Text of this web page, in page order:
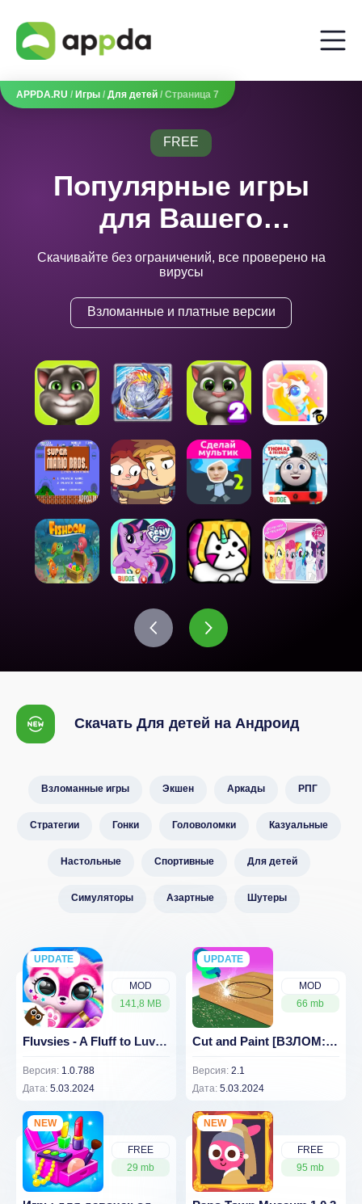
APPDA.RU / Игры / Для детей / Страница 7
FREE
Популярные игры
для Вашего
телефона
Скачивайте без ограничений, все проверено на
вирусы
Взломанные и платные версии
Скачать Для детей на Андроид
Взломанные игры Экшен Аркады РПГ
Стратегии Гонки Головоломки Казуальные
Настольные Спортивные Для детей
Симуляторы Азартные Шутеры
MOD
141,8 MB
UPDATE
NEW
Fluvsies - A Fluff to Luv 1.0.788
Версия: 1.0.788
Дата: 5.03.2024
MOD
66 mb
UPDATE
NEW
Cut and Paint [ВЗЛОМ: Много денег, бесплатные покупки, без рекламы] 2.1
Версия: 2.1
Дата: 5.03.2024
FREE
29 mb
NEW
FREE
95 mb
NEW